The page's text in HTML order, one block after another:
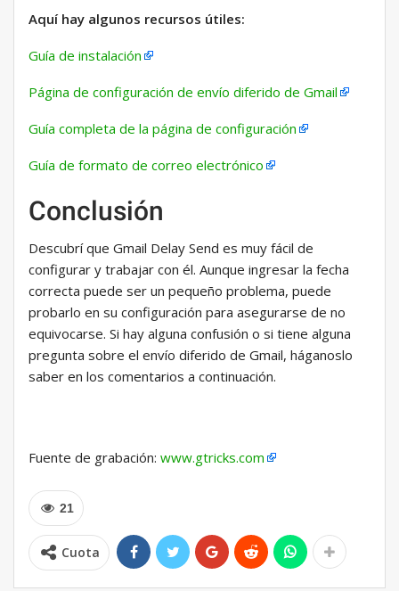
Aquí hay algunos recursos útiles:
Guía de instalación
Página de configuración de envío diferido de Gmail
Guía completa de la página de configuración
Guía de formato de correo electrónico
Conclusión
Descubrí que Gmail Delay Send es muy fácil de
configurar y trabajar con él. Aunque ingresar la fecha
correcta puede ser un pequeño problema, puede
probarlo en su configuración para asegurarse de no
equivocarse. Si hay alguna confusión o si tiene alguna
pregunta sobre el envío diferido de Gmail, háganoslo
saber en los comentarios a continuación.
Fuente de grabación: www.gtricks.com
21
Cuota